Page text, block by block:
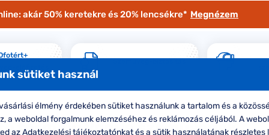
További márkáink megtekintése
Seen Belépőár ajánlat
akár 50% keretekre és 20% lencsékre* Megnézem
formájú Vogue szemüvegek
sütiket használ
élmény érdekében sütiket használunk a tartalom és a
a weboldal forgalmunk elemzéséhez és reklámozás céljából. A
az Adatkezelési tájékoztatónkat és a sütik használatának részletes